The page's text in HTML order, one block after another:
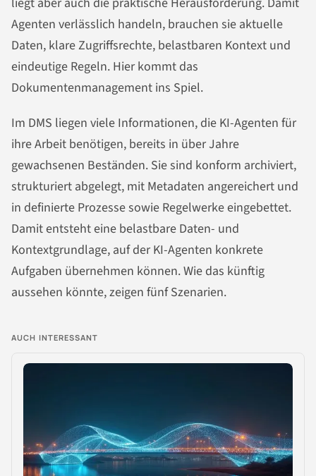
Agenten verlässlich handeln, brauchen sie aktuelle
Daten, klare Zugriffsrechte, belastbaren Kontext und
eindeutige Regeln. Hier kommt das
Dokumentenmanagement ins Spiel.
Im DMS liegen viele Informationen, die KI-Agenten für
ihre Arbeit benötigen, bereits in über Jahre
gewachsenen Beständen. Sie sind konform archiviert,
strukturiert abgelegt, mit Metadaten angereichert und
in definierte Prozesse sowie Regelwerke eingebettet.
Damit entsteht eine belastbare Daten- und
Kontextgrundlage, auf der KI-Agenten konkrete
Aufgaben übernehmen können. Wie das künftig
aussehen könnte, zeigen fünf Szenarien.
AUCH INTERESSANT